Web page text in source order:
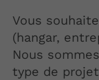
Vous
(hangar,
Nous
type de